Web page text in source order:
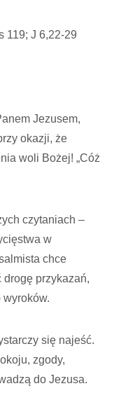
119; J 6,22-29
Jezusem,
okazji, że
woli Bożej! „Cóż
czytaniach –
w
chce
drogę przykazań,
wyroków.
się najeść.
zgody,
do Jezusa.